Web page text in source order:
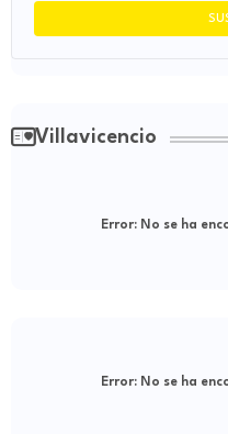
Villavicencio
Error:No se ha
Error:No se ha